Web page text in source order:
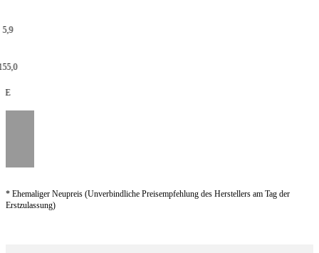
* Ehemaliger Neupreis (Unverbindliche Preisempfehlung des Herstellers am Tag der
Erstzulassung)